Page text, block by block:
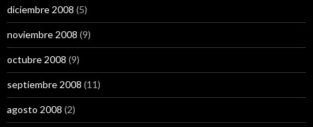
diciembre 2008 (5)
noviembre 2008 (9)
octubre 2008 (9)
septiembre 2008 (11)
agosto 2008 (2)